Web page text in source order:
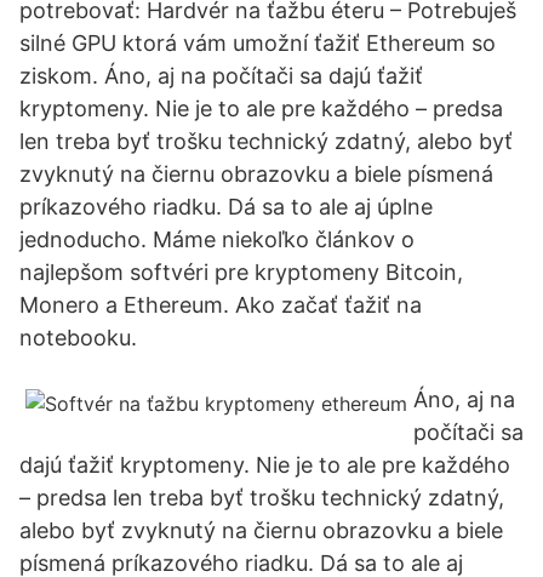
potrebovať: Hardvér na ťažbu éteru – Potrebuješ
silné GPU ktorá vám umožní ťažiť Ethereum so
ziskom. Áno, aj na počítači sa dajú ťažiť
kryptomeny. Nie je to ale pre každého – predsa
len treba byť trošku technický zdatný, alebo byť
zvyknutý na čiernu obrazovku a biele písmená
príkazového riadku. Dá sa to ale aj úplne
jednoducho. Máme niekoľko článkov o
najlepšom softvéri pre kryptomeny Bitcoin,
Monero a Ethereum. Ako začať ťažiť na
notebooku.
Áno, aj na
počítači sa
dajú ťažiť kryptomeny. Nie je to ale pre každého
– predsa len treba byť trošku technický zdatný,
alebo byť zvyknutý na čiernu obrazovku a biele
písmená príkazového riadku. Dá sa to ale aj